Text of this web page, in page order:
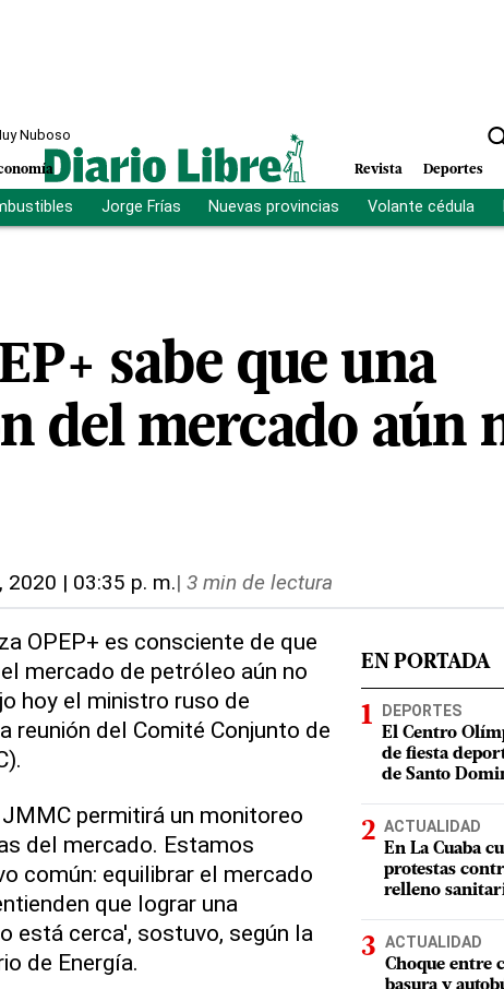
Nuboso
Revista Deportes
Jorge Frías Nuevas provincias Volante cédula
sabe que una
del mercado aún
2020 | 03:35 p. m.| 3 min de lectura
OPEP+ es consciente de que
mercado de petróleo aún no
hoy el ministro ruso de
reunión del Comité Conjunto de
permitirá un monitoreo
del mercado. Estamos
común: equilibrar el mercado
que lograr una
está cerca', sostuvo, según la
de Energía.
EN PORTADA
DEPORTES
El Centro
de fiesta
de Santo
ACTUALIDAD
En La Cuaba
protestas
relleno
ACTUALIDAD
Choque entre
basura y